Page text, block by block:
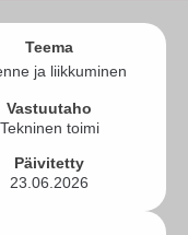
Teema
ja liikkuminen
Vastuutaho
Tekninen toimi
Päivitetty
23.06.2026